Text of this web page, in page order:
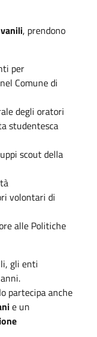
, prendono
per
Comune di
degli oratori
studentesca
scout della
volontari di
alle Politiche
gli enti
partecipa anche
e un